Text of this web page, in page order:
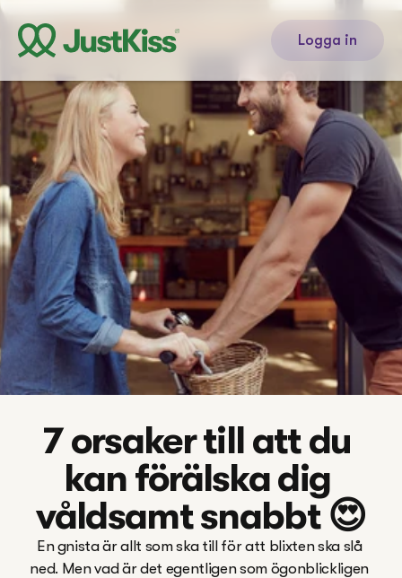
Logga in
7 orsaker till att du
kan förälska dig
våldsamt snabbt 😍
En gnista är allt som ska till för att blixten ska slå
ned. Men vad är det egentligen som ögonblickligen